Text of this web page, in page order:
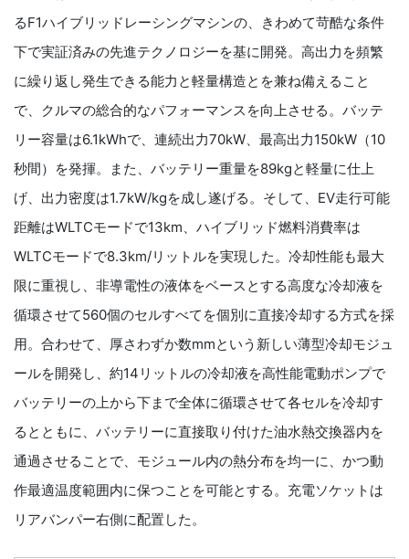
るF1ハイブリッドレーシングマシンの、きわめて苛酷な条件
下で実証済みの先進テクノロジーを基に開発。高出力を頻繁
に繰り返し発生できる能力と軽量構造とを兼ね備えること
で、クルマの総合的なパフォーマンスを向上させる。バッテ
リー容量は6.1kWhで、連続出力70kW、最高出力150kW（10
秒間）を発揮。また、バッテリー重量を89kgと軽量に仕上
げ、出力密度は1.7kW/kgを成し遂げる。そして、EV走行可能
距離はWLTCモードで13km、ハイブリッド燃料消費率は
WLTCモードで8.3km/リットルを実現した。冷却性能も最大
限に重視し、非導電性の液体をベースとする高度な冷却液を
循環させて560個のセルすべてを個別に直接冷却する方式を採
用。合わせて、厚さわずか数mmという新しい薄型冷却モジュ
ールを開発し、約14リットルの冷却液を高性能電動ポンプで
バッテリーの上から下まで全体に循環させて各セルを冷却す
るとともに、バッテリーに直接取り付けた油水熱交換器内を
通過させることで、モジュール内の熱分布を均一に、かつ動
作最適温度範囲内に保つことを可能とする。充電ソケットは
リアバンパー右側に配置した。